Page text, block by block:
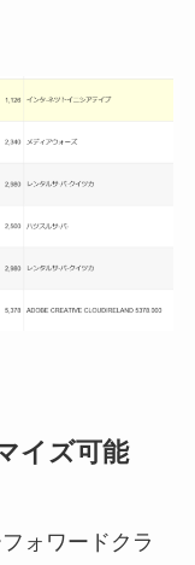
イズ可能
ォワードクラ